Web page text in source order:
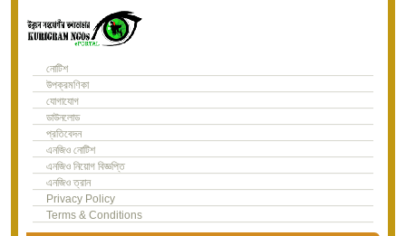
নোটিশ
উপক্রমণিকা
যোগাযোগ
ডাউনলোড
প্রতিবেদন
এনজিও নোটিশ
এনজিও নিয়োগ বিজ্ঞপ্তি
এনজিও ত্রান
Privacy Policy
Terms & Conditions